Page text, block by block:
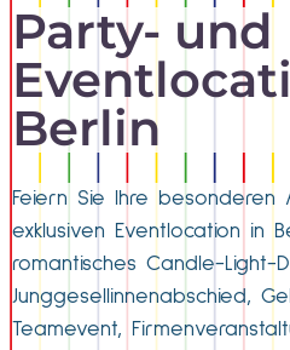
Party- und
Berlin
Feiern Sie Ihre besonderen
exklusiven Eventlocation in
romantisches Candle-Light-
Junggesellinnenabschied,
Teamevent,